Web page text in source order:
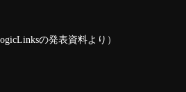
の発表資料より）